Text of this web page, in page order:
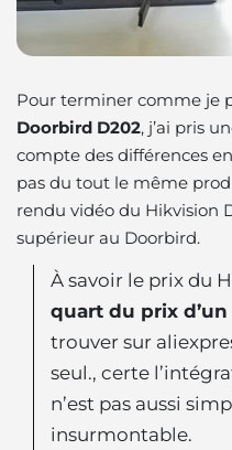
Pour terminer comme je
Doorbird D202, j’ai pris
compte des différences
pas du tout le même
rendu vidéo du Hikvision
supérieur au Doorbird.
À savoir le prix du
quart du prix
trouver sur
seul., certe
n’est pas aussi
insurmontable.